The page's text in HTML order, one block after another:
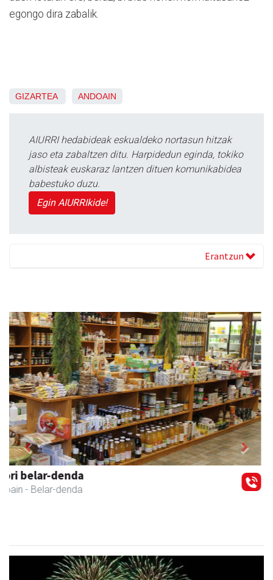
egongo dira zabalik.
GIZARTEA ANDOAIN
AIURRI hedabideak eskualdeko nortasun hitzak
jaso eta zabaltzen ditu. Harpidedun eginda, tokiko
albisteak euskaraz lantzen dituen komunikabidea
babestuko duzu.
Egin AIURRIkide!
Erantzun
Coviran Karrika
Andoain - Janari-dendak
Previous Next